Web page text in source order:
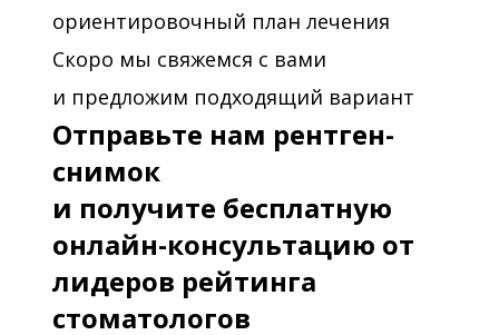
ориентировочный план лечения
Скоро мы свяжемся с вами
и предложим подходящий вариант
Отправьте нам рентген-
снимок
и получите бесплатную
онлайн-консультацию от
лидеров рейтинга
стоматологов